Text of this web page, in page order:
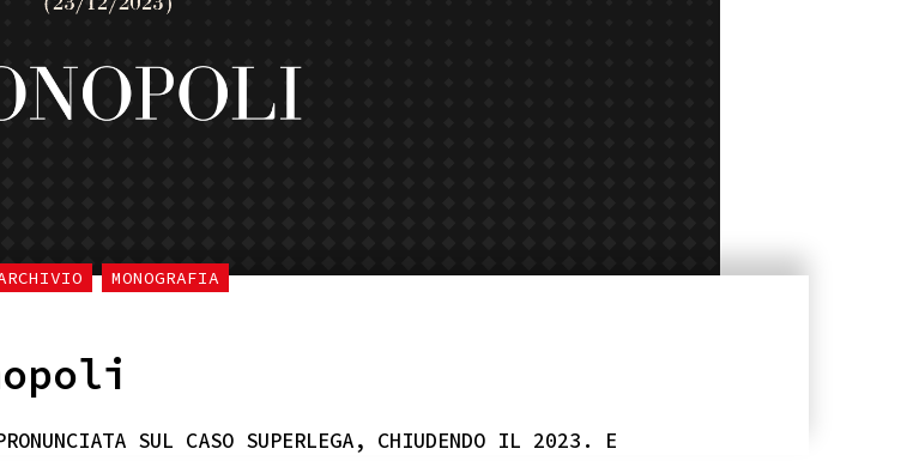
MONOGRAFIA
SUL CASO SUPERLEGA, CHIUDENDO IL 2023. E